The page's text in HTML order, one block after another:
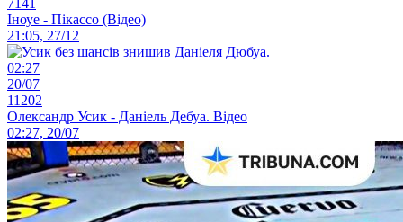
Іноуе - Пікассо (Відео)
21:05, 27/12
02:27
20/07
11202
Олександр Усик - Даніель Дебуа. Відео
02:27, 20/07